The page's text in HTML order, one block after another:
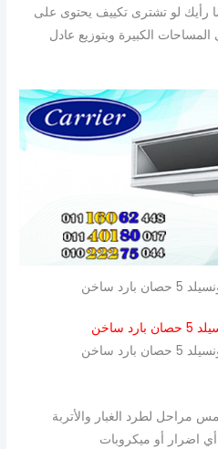
رأيك لو تشترى تكييف يحتوى على
الكبيرة وبتوزيع عادل
ساخن
ساخن
ساخن
مراحل لطرد الغبار والأتربة
أي اضرار أو ميكروبات